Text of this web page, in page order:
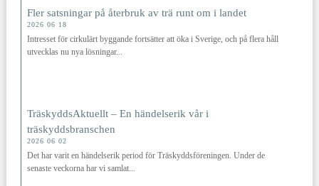
Fler satsningar på återbruk av trä runt om i landet
2026 06 18
Intresset för cirkulärt byggande fortsätter att öka i Sverige, och på flera håll
utvecklas nu nya lösningar...
TräskyddsAktuellt – En händelserik vår i
träskyddsbranschen
2026 06 02
Det har varit en händelserik period för Träskyddsföreningen. Under de
senaste veckorna har vi samlat...